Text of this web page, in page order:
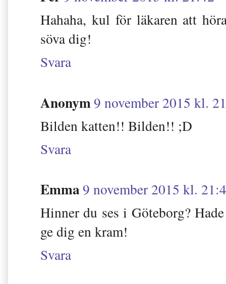
Hahaha, kul för läkaren att
söva dig!
Svara
Anonym9 november 2015 kl.
Bilden katten!! Bilden!! ;D
Svara
Emma9 november 2015 kl.
Hinner du ses i Göteborg?
ge dig en kram!
Svara